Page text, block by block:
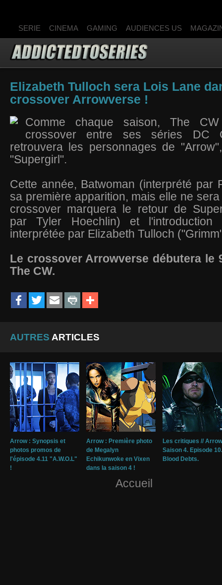
SERIE CINEMA GAMING AUDIENCES US
Elizabeth Tulloch sera Lois Lane
crossover Arrowverse !
Comme chaque saison, The
crossover entre ses séries DC
retrouvera les personnages de
"Supergirl".
Cette année, Batwoman (interprété par
sa première apparition, mais elle ne
crossover marquera le retour de
par Tyler Hoechlin) et
interprétée par Elizabeth Tulloch
Le crossover Arrowverse débutera le
The CW.
AUTRES ARTICLES
Arrow : Synopsis et
photos promos de
l'épisode 4.11 "A.W.O.L"
!
Arrow : Première photo
de Megalyn
Echikunwoke en Vixen
dans la saison 4 !
Les critiques //
Saison 4. Episode 10.
Blood Debts.
Accueil